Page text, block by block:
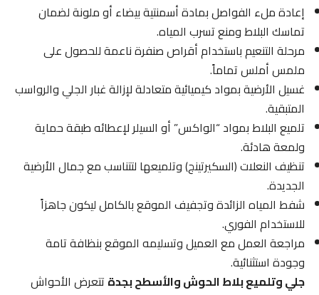
إعادة ملء الفواصل بمادة أسمنتية بيضاء أو ملونة لضمان
تماسك البلاط ومنع تسرب المياه.
مرحلة التنعيم باستخدام أقراص صنفرة ناعمة للحصول على
ملمس أملس تماماً.
غسيل الأرضية بمواد كيميائية متعادلة لإزالة غبار الجلي والرواسب
المتبقية.
تلميع البلاط بمواد “الواكس” أو السيلر لإعطائه طبقة حماية
ولمعة هادئة.
تنظيف النعلات (السكيرتينج) وتلميعها لتتناسب مع جمال الأرضية
الجديدة.
شفط المياه الزائدة وتجفيف الموقع بالكامل ليكون جاهزاً
للاستخدام الفوري.
مراجعة العمل مع العميل وتسليمه الموقع بنظافة تامة
وجودة استثنائية.
جلي وتلميع بلاط الحوش والأسطح بجدةتتعرض الأحواش